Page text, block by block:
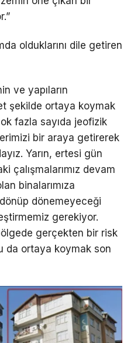
olduklarını dile getiren
ve yapıların
şekilde ortaya koymak
fazla sayıda jeofizik
bir araya getirerek
Yarın, ertesi gün
çalışmalarımız devam
binalarımıza
dönemeyeceği
gerekiyor.
gerçekten bir risk
da ortaya koymak son